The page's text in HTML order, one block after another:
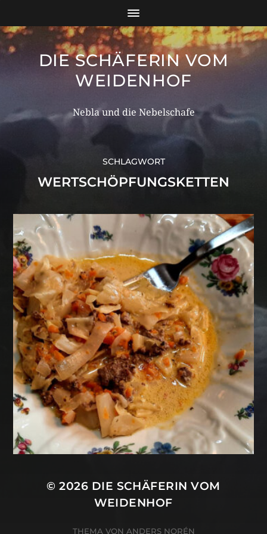
DIE SCHÄFERIN VOM
WEIDENHOF
Nebla und die Nebelschafe
SCHLAGWORT
WERTSCHÖPFUNGSKETTEN
© 2026 DIE SCHÄFERIN VOM
WEIDENHOF
THEMA VON ANDERS NORÉN